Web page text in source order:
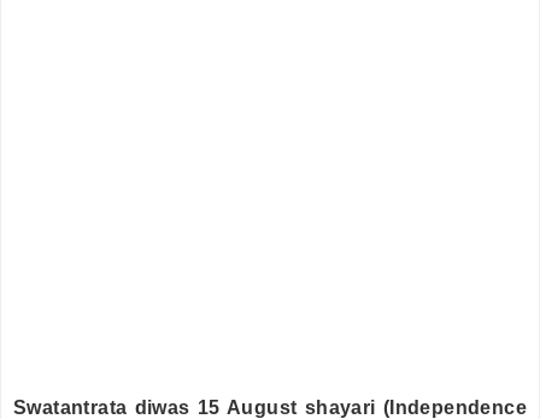
Swatantrata diwas 15 August shayari (Independence